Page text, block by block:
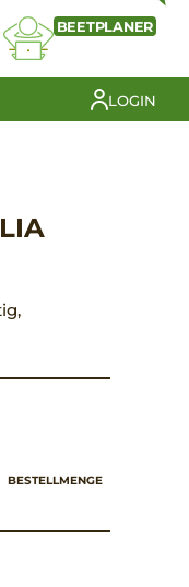
BEETPLANER
LOGIN
BESTELLMENGE